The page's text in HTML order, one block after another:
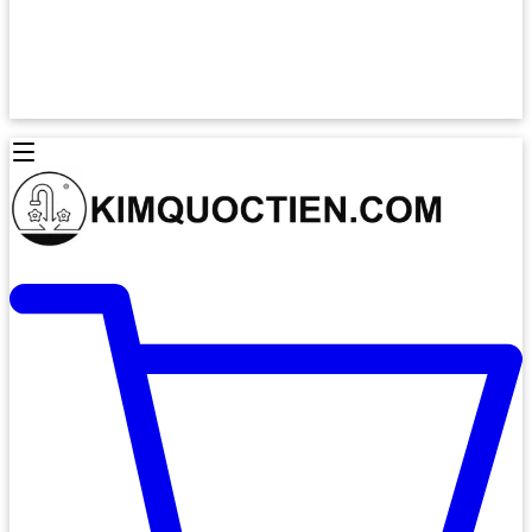
Lò Nướng Hafele
Máy Hút Khử Mùi Classic
Máy Rửa Chén Bát
Máy Rửa Chén Âm Toàn Phần
Máy Rửa Chén Bát 12 Bộ
Máy Rửa Chén Bát Bán Âm
Thiết Bị Vệ Sinh TOTO
Thiết Bị Vệ Sinh American Standard
Thiết Bị Vệ Sinh VIGLACERA
Thiết Bị Vệ Sinh THIÊN THANH
Thiết Bị Bếp